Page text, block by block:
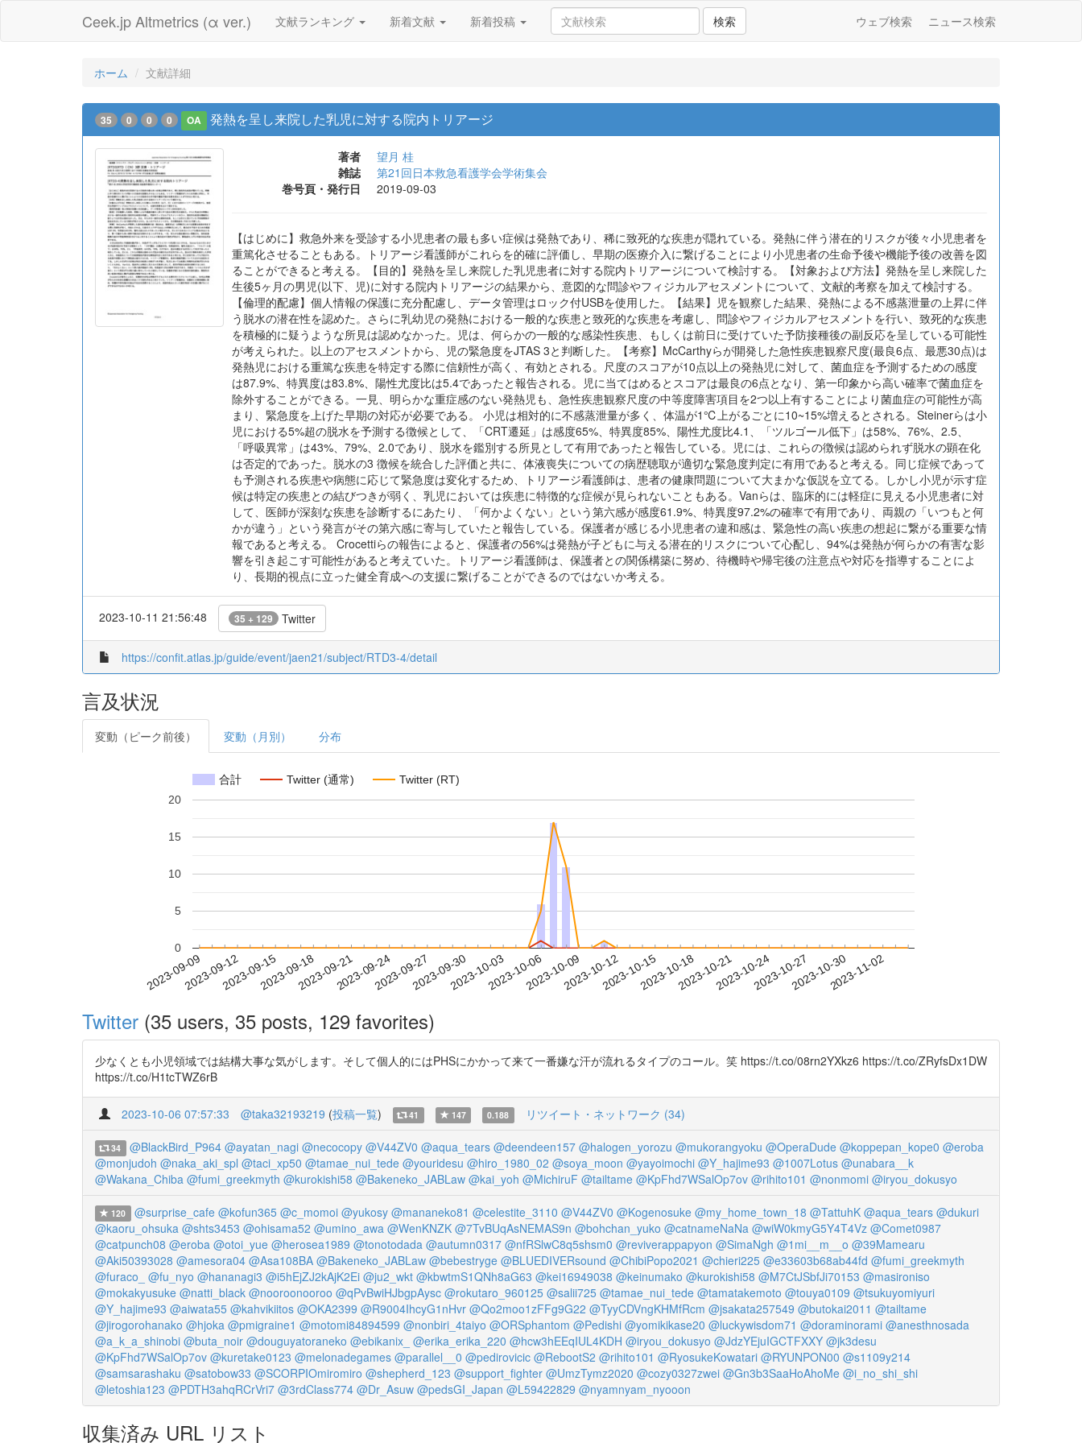
Ceek.jp Altmetrics (α ver.) 文献ランキング 新着文献 新着投稿 検索 ウェブ検索 ニュース検索
ホーム 文献詳細
35 0 0 0 OA 発熱を呈し来院した乳児に対する院内トリアージ
著者
望月 桂
雑誌
第21回日本救急看護学会学術集会
巻号頁・発行日
2019-09-03
【はじめに】救急外来を受診する小児患者の最も多い症候は発熱であり、稀に致死的な疾患が隠れている。発熱に伴う潜在的リスクが後々小児患者を
重篤化させることもある。トリアージ看護師がこれらを的確に評価し、早期の医療介入に繋げることにより小児患者の生命予後や機能予後の改善を図
ることができると考える。【目的】発熱を呈し来院した乳児患者に対する院内トリアージについて検討する。【対象および方法】発熱を呈し来院した
生後5ヶ月の男児(以下、児)に対する院内トリアージの結果から、意図的な問診やフィジカルアセスメントについて、文献的考察を加えて検討する。
【倫理的配慮】個人情報の保護に充分配慮し、データ管理はロック付USBを使用した。【結果】児を観察した結果、発熱による不感蒸泄量の上昇に伴
う脱水の潜在性を認めた。さらに乳幼児の発熱における一般的な疾患と致死的な疾患を考慮し、問診やフィジカルアセスメントを行い、致死的な疾患
を積極的に疑うような所見は認めなかった。児は、何らかの一般的な感染性疾患、もしくは前日に受けていた予防接種後の副反応を呈している可能性
が考えられた。以上のアセスメントから、児の緊急度をJTAS 3と判断した。【考察】McCarthyらが開発した急性疾患観察尺度(最良6点、最悪30点)は
発熱児における重篤な疾患を特定する際に信頼性が高く、有効とされる。尺度のスコアが10点以上の発熱児に対して、菌血症を予測するための感度
は87.9%、特異度は83.8%、陽性尤度比は5.4であったと報告される。児に当てはめるとスコアは最良の6点となり、第一印象から高い確率で菌血症を
除外することができる。一見、明らかな重症感のない発熱児も、急性疾患観察尺度の中等度障害項目を2つ以上有することにより菌血症の可能性が高
まり、緊急度を上げた早期の対応が必要である。 小児は相対的に不感蒸泄量が多く、体温が1℃上がるごとに10~15%増えるとされる。Steinerらは小
児における5%超の脱水を予測する徴候として、「CRT遷延」は感度65%、特異度85%、陽性尤度比4.1、「ツルゴール低下」は58%、76%、2.5、
「呼吸異常」は43%、79%、2.0であり、脱水を鑑別する所見として有用であったと報告している。児には、これらの徴候は認められず脱水の顕在化
は否定的であった。脱水の3 徴候を統合した評価と共に、体液喪失についての病歴聴取が適切な緊急度判定に有用であると考える。同じ症候であって
も予測される疾患や病態に応じて緊急度は変化するため、トリアージ看護師は、患者の健康問題について大まかな仮説を立てる。しかし小児が示す症
候は特定の疾患との結びつきが弱く、乳児においては疾患に特徴的な症候が見られないこともある。Vanらは、臨床的には軽症に見える小児患者に対
して、医師が深刻な疾患を診断するにあたり、「何かよくない」という第六感が感度61.9%、特異度97.2%の確率で有用であり、両親の「いつもと何
かが違う」という発言がその第六感に寄与していたと報告している。保護者が感じる小児患者の違和感は、緊急性の高い疾患の想起に繋がる重要な情
報であると考える。 Crocettiらの報告によると、保護者の56%は発熱が子どもに与える潜在的リスクについて心配し、94%は発熱が何らかの有害な影
響を引き起こす可能性があると考えていた。トリアージ看護師は、保護者との関係構築に努め、待機時や帰宅後の注意点や対応を指導することによ
り、長期的視点に立った健全育成への支援に繋げることができるのではないか考える。
2023-10-11 21:56:48 35 + 129 Twitter
https://confit.atlas.jp/guide/event/jaen21/subject/RTD3-4/detail
言及状況
変動（ピーク前後） 変動（月別） 分布
合計 Twitter (通常) Twitter (RT)
2023-09-092023-09-122023-09-152023-09-182023-09-212023-09-242023-09-272023-09-302023-10-032023-10-062023-10-092023-10-122023-10-152023-10-182023-10-212023-10-242023-10-272023-10-302023-11-02
0
5
10
15
20
Twitter (35 users, 35 posts, 129 favorites)
少なくとも小児領域では結構大事な気がします。そして個人的にはPHSにかかって来て一番嫌な汗が流れるタイプのコール。笑 https://t.co/08rn2YXkz6 https://t.co/ZRyfsDx1DW
https://t.co/H1tcTWZ6rB
2023-10-06 07:57:33 @taka32193219 (投稿一覧) 41 147 0.188 リツイート・ネットワーク (34)
34 @BlackBird_P964 @ayatan_nagi @necocopy @V44ZV0 @aqua_tears @deendeen157 @halogen_yorozu @mukorangyoku @OperaDude @koppepan_kope0 @eroba
@monjudoh @naka_aki_spl @taci_xp50 @tamae_nui_tede @youridesu @hiro_1980_02 @soya_moon @yayoimochi @Y_hajime93 @1007Lotus @unabara__k
@Wakana_Chiba @fumi_greekmyth @kurokishi58 @Bakeneko_JABLaw @kai_yoh @MichiruF @tailtame @KpFhd7WSalOp7ov @rihito101 @nonmomi @iryou_dokusyo
120 @surprise_cafe @kofun365 @c_momoi @yukosy @mananeko81 @celestite_3110 @V44ZV0 @Kogenosuke @my_home_town_18 @TattuhK @aqua_tears @dukuri
@kaoru_ohsuka @shts3453 @ohisama52 @umino_awa @WenKNZK @7TvBUqAsNEMAS9n @bohchan_yuko @catnameNaNa @wiW0kmyG5Y4T4Vz @Comet0987
@catpunch08 @eroba @otoi_yue @herosea1989 @tonotodada @autumn0317 @nfRSlwC8q5shsm0 @reviverappapyon @SimaNgh @1mi__m__o @39Mamearu
@Aki50393028 @amesora04 @Asa108BA @Bakeneko_JABLaw @bebestryge @BLUEDIVERsound @ChibiPopo2021 @chieri225 @e33603b68ab44fd @fumi_greekmyth
@furaco_
@fu_nyo @hananagi3 @i5hEjZJ2kAjK2Ei @ju2_wkt @kbwtmS1QNh8aG63 @kei16949038 @keinumako @kurokishi58 @M7CtJSbfJi70153 @masironiso
@mokakyusuke @natti_black @nooroonooroo @qPvBwiHJbgpAysc @rokutaro_960125 @salii725 @tamae_nui_tede @tamatakemoto @touya0109 @tsukuyomiyuri
@Y_hajime93 @aiwata55 @kahvikiitos @OKA2399 @R9004IhcyG1nHvr @Qo2moo1zFFg9G22 @TyyCDVngKHMfRcm @jsakata257549 @butokai2011 @tailtame
@jirogorohanako @hjoka @pmigraine1 @motomi84894599 @nonbiri_4taiyo @ORSphantom @Pedishi @yomikikase20 @luckywisdom71 @doraminorami @anesthnosada
@a_k_a_shinobi @buta_noir @douguyatoraneko @ebikanix_ @erika_erika_220 @hcw3hEEqIUL4KDH @iryou_dokusyo @JdzYEjuIGCTFXXY @jk3desu
@KpFhd7WSalOp7ov @kuretake0123 @melonadegames @parallel__0 @pedirovicic @RebootS2 @rihito101 @RyosukeKowatari @RYUNPON00 @s1109y214
@samsarashaku @satobow33 @SCORPIOmiromiro @shepherd_123 @support_fighter @UmzTymz2020 @cozy0327zwei @Gn3b3SaaHoAhoMe @i_no_shi_shi
@letoshia123 @PDTH3ahqRCrVri7 @3rdClass774 @Dr_Asuw @pedsGI_Japan @L59422829 @nyamnyam_nyooon
収集済み URL リスト